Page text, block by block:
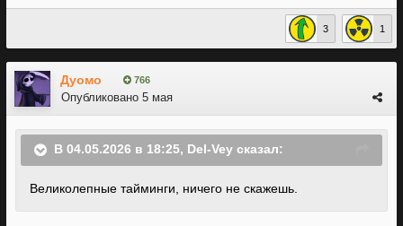
3 1
Дуомо 766
Опубликовано 5 мая
В 04.05.2026 в 18:25, Del-Vey сказал:
Великолепные тайминги, ничего не скажешь.